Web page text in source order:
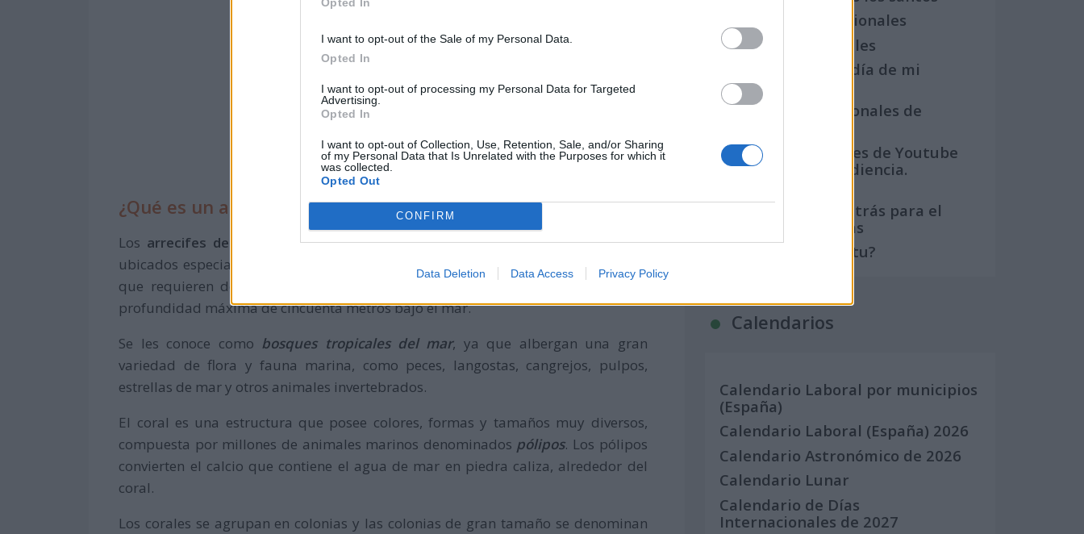
I want to opt-out of the Sale of my Personal Data.
Opted In
I want to opt-out of processing my Personal Data for Targeted
Advertising.
Opted In
I want to opt-out of Collection, Use, Retention, Sale, and/or Sharing
of my Personal Data that Is Unrelated with the Purposes for which it
was collected.
Opted Out
CONFIRM
Data Deletion Data Access Privacy Policy
¿Qué es un arrecife?
Los arrecifes de coral
son formaciones de organismos marinos invertebrados,
ubicados especialmente en aguas tropicales, cálidas y poco profundas debido a
que requieren de energía solar. Por esta razón, los arrecifes se ubican a una
profundidad máxima de cincuenta metros bajo el mar.
Se les conoce como bosques tropicales del mar, ya que albergan una gran
variedad de flora y fauna marina, como peces, langostas, cangrejos, pulpos,
estrellas de mar y otros animales invertebrados.
El coral es una estructura que posee colores, formas y tamaños muy diversos,
compuesta por millones de animales marinos denominados pólipos. Los pólipos
convierten el calcio que contiene el agua de mar en piedra caliza, alrededor del
coral.
Los corales se agrupan en colonias y las colonias de gran tamaño se denominan
Semanas Internacionales
Años Internacionales
Qué se celebra el día de mi
cumpleaños
Eventos internacionales de
Los mejores canales de Youtube
según nuestra audiencia.
Crea una cuenta atrás para el
evento que quieras
¿Qué día crearías tu?
Calendarios
Calendario Laboral por municipios
(España)
Calendario Laboral (España) 2026
Calendario Astronómico de 2026
Calendario Lunar
Calendario de Días
Internacionales de 2027